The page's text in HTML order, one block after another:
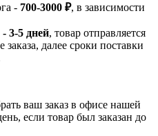
- 700-3000 ₽, в зависимости
3-5 дней, товар отправляется
далее сроки поставки
ваш заказ в офисе нашей
если товар был заказан до